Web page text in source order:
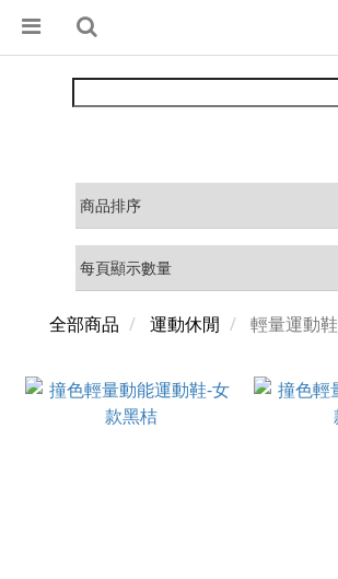
全部商品 運動休閒 輕量運動鞋